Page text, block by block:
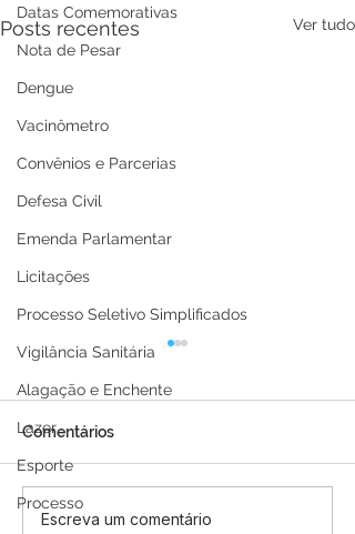
Datas Comemorativas
Nota de Pesar
Dengue
Vacinômetro
Convênios e Parcerias
Defesa Civil
Emenda Parlamentar
Licitações
Processo Seletivo Simplificados
Vigilância Sanitária
Alagação e Enchente
Lazer
Esporte
Processo
Posts recentes Ver tudo
Prefeitura de Manoel
Comentários
Escreva um comentário